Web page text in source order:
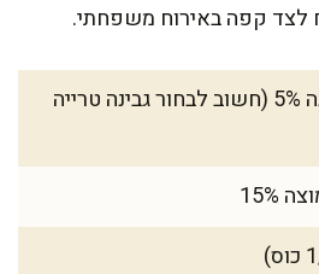
לצד קפה באירוח משפחתי.
400 גרם גבינה לבנה 5% (חשוב לבחור גבינה טרייה